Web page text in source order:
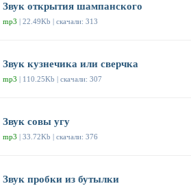
Звук открытия шампанского
mp3 | 22.49Kb | скачали: 313
Звук кузнечика или сверчка
mp3 | 110.25Kb | скачали: 307
Звук совы угу
mp3 | 33.72Kb | скачали: 376
Звук пробки из бутылки